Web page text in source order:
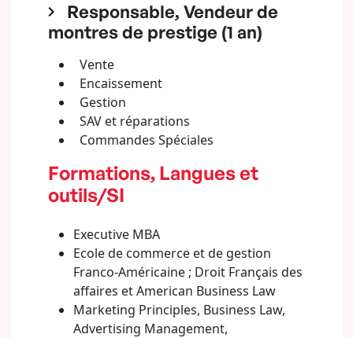
Responsable, Vendeur de
montres de prestige (1 an)
Vente
Encaissement
Gestion
SAV et réparations
Commandes Spéciales
Formations, Langues et
outils/SI
Executive MBA
Ecole de commerce et de gestion
Franco-Américaine ; Droit Français des
affaires et American Business Law
Marketing Principles, Business Law,
Advertising Management,